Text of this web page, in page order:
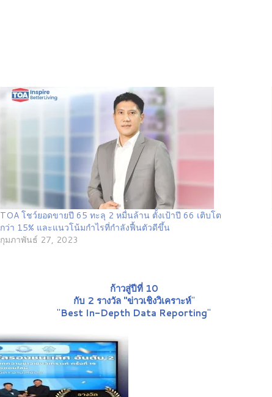
TOA โชว์ยอดขายปี 65 ทะลุ 2 หมื่นล้าน ตั้งเป้าปี 66 เติบโต
กว่า 15% และแนวโน้มกำไรที่กำลังฟื้นตัวดีขึ้น
กุมภาพันธ์ 27, 2023
ก้าวสู่ปีที่ 10
กับ 2 รางวัล "ข่าวเชิงวิเคราะห์"
"Best In-Depth Data Reporting"